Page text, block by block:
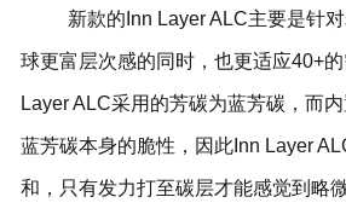
新款的Inn Layer ALC主要是针
球更富层次感的同时，也更适应40+
Layer ALC采用的芳碳为蓝芳碳，而
蓝芳碳本身的脆性，因此Inn Layer
和，只有发力打至碳层才能感觉到略微